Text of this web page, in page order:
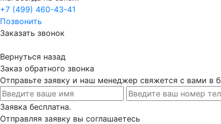
+7 (499) 460-43-41
Позвонить
Заказать звонок
Вернуться назад
Заказ обратного звонка
Отправьте заявку и наш менеджер свяжется с вами в
Заявка бесплатна.
Отправляя заявку вы соглашаетесь